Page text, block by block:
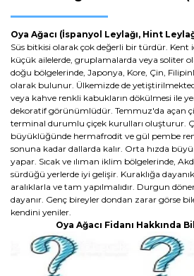
Oya Ağacı (İspanyol Leylağı, Hint
Süs bitkisi olarak çok değerli bir türdür. Kent
küçük ailelerde, gruplamalarda veya soliter
doğu bölgelerinde, Japonya, Kore, Çin,
olarak bulunur. Ülkemizde de
veya kahve renkli kabukların dökülmesi ile
dekoratif görünümlüdür. Temmuz'da açan
terminal durumlu çiçek kurulları oluşturur.
büyüklüğünde hermafrodit ve gül pembe
sonuna kadar dallarda kalır. Orta hızda
yapar. Sıcak ve ılıman iklim bölgelerinde,
sürdüğü yerlerde iyi gelişir. Kuraklığa
aralıklarla ve tam yapılmalıdır. Durgun
dayanır. Genç bireyler dondan zarar görse
kendini yeniler.
Oya Ağacı Fidanı Hakkında